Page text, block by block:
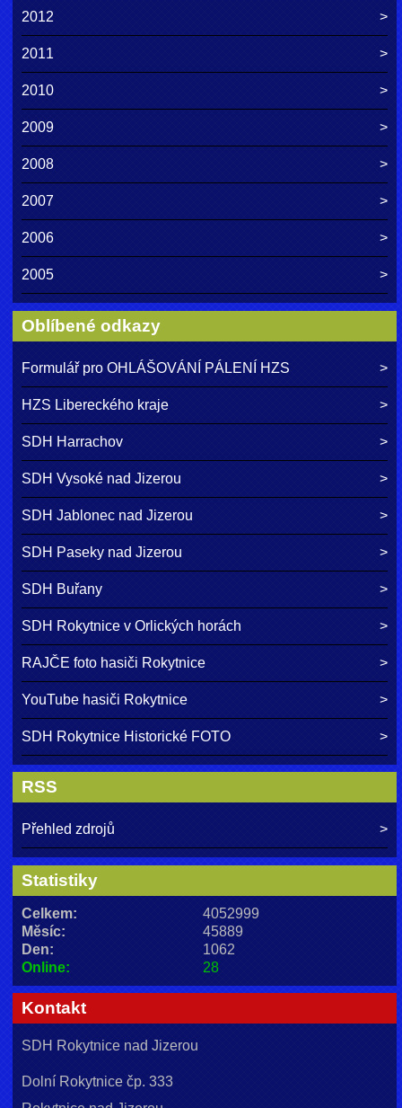
2012
2011
2010
2009
2008
2007
2006
2005
Oblíbené odkazy
Formulář pro OHLÁŠOVÁNÍ PÁLENÍ HZS
HZS Libereckého kraje
SDH Harrachov
SDH Vysoké nad Jizerou
SDH Jablonec nad Jizerou
SDH Paseky nad Jizerou
SDH Buřany
SDH Rokytnice v Orlických horách
RAJČE foto hasiči Rokytnice
YouTube hasiči Rokytnice
SDH Rokytnice Historické FOTO
RSS
Přehled zdrojů
Statistiky
Online: 28
Celkem:
4052999
Měsíc:
45889
Den:
1062
Kontakt
SDH Rokytnice nad Jizerou
Dolní Rokytnice čp. 333